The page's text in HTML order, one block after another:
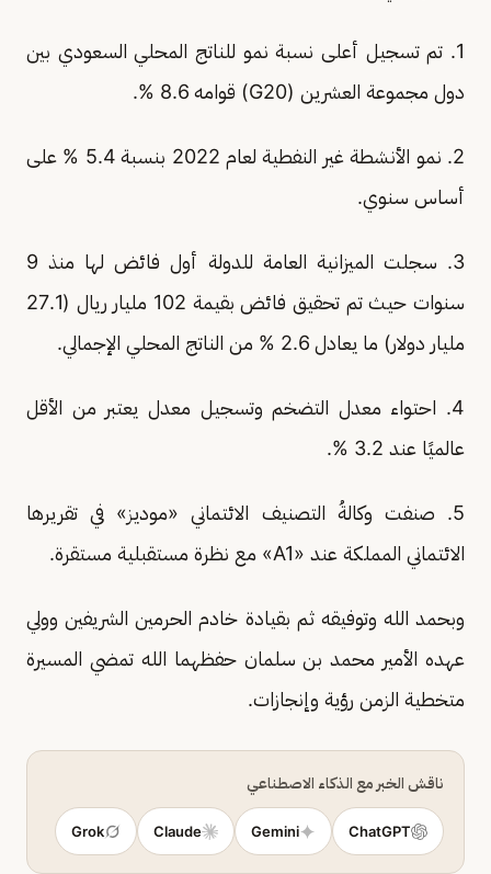
1. تم تسجيل أعلى نسبة نمو للناتج المحلي السعودي بين
دول مجموعة العشرين (G20) قوامه 8.6 %.
2. نمو الأنشطة غير النفطية لعام 2022 بنسبة 5.4 % على
أساس سنوي.
3. سجلت الميزانية العامة للدولة أول فائض لها منذ 9
سنوات حيث تم تحقيق فائض بقيمة 102 مليار ريال (27.1
مليار دولار) ما يعادل 2.6 % من الناتج المحلي الإجمالي.
4. احتواء معدل التضخم وتسجيل معدل يعتبر من الأقل
عالميًا عند 3.2 %.
5. صنفت وكالةُ التصنيف الائتماني «موديز» في تقريرها
الائتماني المملكة عند «A1» مع نظرة مستقبلية مستقرة.
وبحمد الله وتوفيقه ثم بقيادة خادم الحرمين الشريفين وولي
عهده الأمير محمد بن سلمان حفظهما الله تمضي المسيرة
متخطية الزمن رؤية وإنجازات.
ناقش الخبر مع الذكاء الاصطناعي
ChatGPT
Gemini
Claude
Grok